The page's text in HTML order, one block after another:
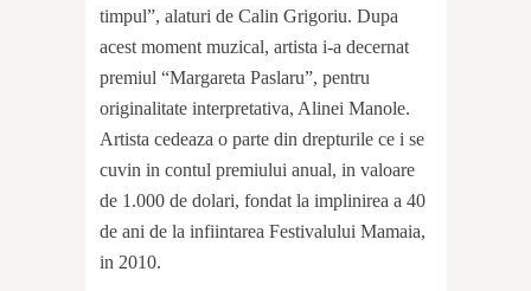
timpul”, alaturi de Calin Grigoriu. Dupa
acest moment muzical, artista i-a decernat
premiul “Margareta Paslaru”, pentru
originalitate interpretativa, Alinei Manole.
Artista cedeaza o parte din drepturile ce i se
cuvin in contul premiului anual, in valoare
de 1.000 de dolari, fondat la implinirea a 40
de ani de la infiintarea Festivalului Mamaia,
in 2010.